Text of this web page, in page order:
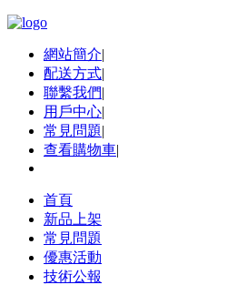
網站簡介|
配送方式|
聯繫我們|
用戶中心|
常見問題|
查看購物車|
首頁
新品上架
常見問題
優惠活動
技術公報